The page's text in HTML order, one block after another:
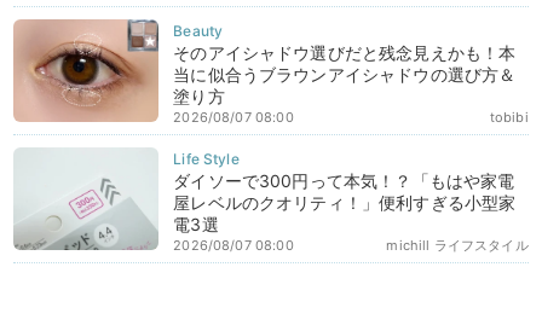
そのアイシャドウ選びだと残念見えかも！本
当に似合うブラウンアイシャドウの選び方＆
塗り方
tobibi
2026/08/07 08:00
ダイソーで300円って本気！？「もはや家電
屋レベルのクオリティ！」便利すぎる小型家
電3選
michill ライフスタイル
2026/08/07 08:00